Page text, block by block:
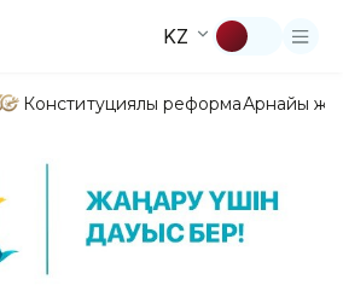
KZ
Конституциялық реформаАрнайы